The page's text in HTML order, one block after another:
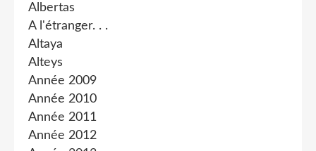
Albertas
A l'étranger. . .
Altaya
Alteys
Année 2009
Année 2010
Année 2011
Année 2012